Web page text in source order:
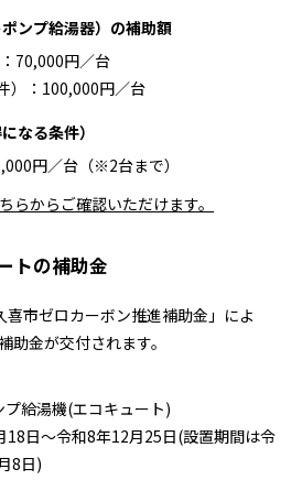
ンプ給湯器）の補助額
70,000円／台
）：100,000円／台
なる条件）
円／台（※2台まで）
からご確認いただけます。
トの補助金
市ゼロカーボン推進補助金」によ
助金が交付されます。
給湯機(エコキュート)
18日〜令和8年12月25日(設置期間は令
8日)